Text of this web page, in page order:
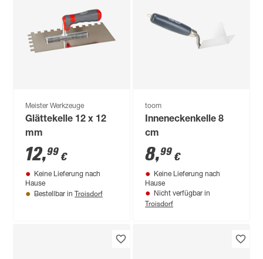
Meister Werkzeuge
Glättekelle 12 x 12
mm
12,99 €
Keine Lieferung nach
Hause
Bestellbar in Troisdorf
toom
Inneneckenkelle 8
cm
8,99 €
Keine Lieferung nach
Hause
Nicht verfügbar in
Troisdorf